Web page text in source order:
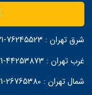
شرق تهران : 76245523-021
غرب تهران : 44253873-021
شمال تهران :